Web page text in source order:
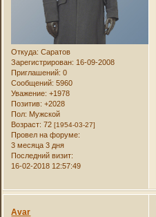
Откуда: Саратов
Зарегистрирован: 16-09-2008
Приглашений: 0
Сообщений: 5960
Уважение: +1978
Позитив: +2028
Пол: Мужской
Возраст: 72[1954-03-27]
Провел на форуме:
3 месяца 3 дня
Последний визит:
16-02-2018 12:57:49
Avar